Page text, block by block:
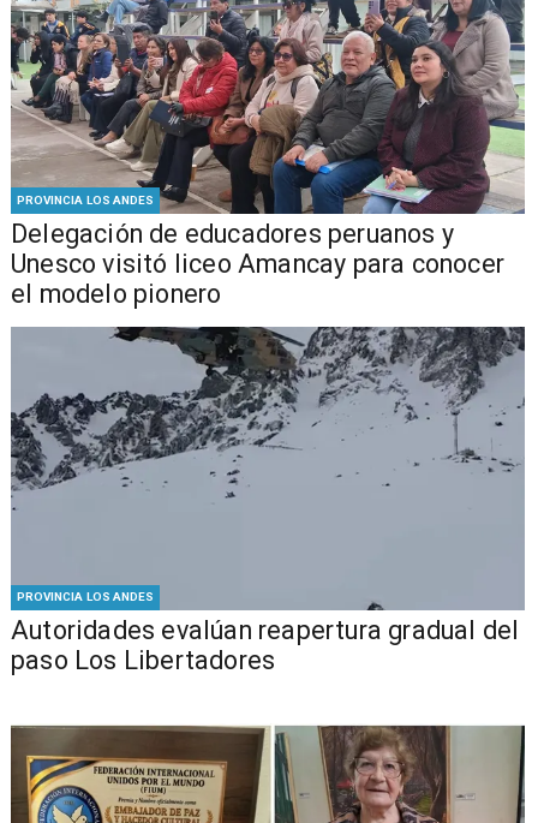
PROVINCIA LOS ANDES
Delegación de educadores peruanos y
Unesco visitó liceo Amancay para conocer
el modelo pionero
PROVINCIA LOS ANDES
​​Autoridades evalúan reapertura gradual del
paso Los Libertadores